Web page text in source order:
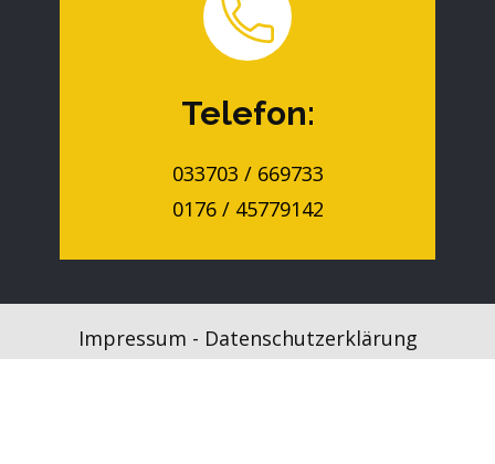
Telefon:
‭033703 / 669733‬
0176 / 45779142
Impressum - Datenschutzerklärung